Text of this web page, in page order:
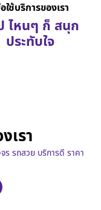
ใช้บริการของเรา
ไหนๆ ก็ สนุก
ประทับใจ
เรา
ร รถสวย บริการดี ราคา